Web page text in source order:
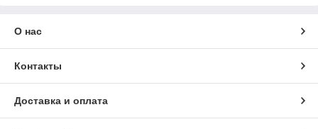
О нас
Контакты
Доставка и оплата